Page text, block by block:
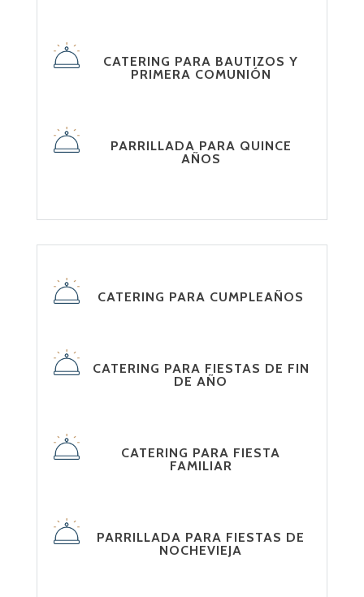
CATERING PARA BAUTIZOS Y
PRIMERA COMUNIÓN
PARRILLADA PARA QUINCE
AÑOS
CATERING PARA CUMPLEAÑOS
CATERING PARA FIESTAS DE FIN
DE AÑO
CATERING PARA FIESTA
FAMILIAR
PARRILLADA PARA FIESTAS DE
NOCHEVIEJA